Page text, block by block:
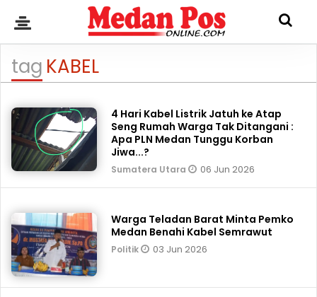
tag KABEL
4 Hari Kabel Listrik Jatuh ke Atap
Seng Rumah Warga Tak Ditangani :
Apa PLN Medan Tunggu Korban
Jiwa...?
Sumatera Utara 06 Jun 2026
Warga Teladan Barat Minta Pemko
Medan Benahi Kabel Semrawut
Politik 03 Jun 2026